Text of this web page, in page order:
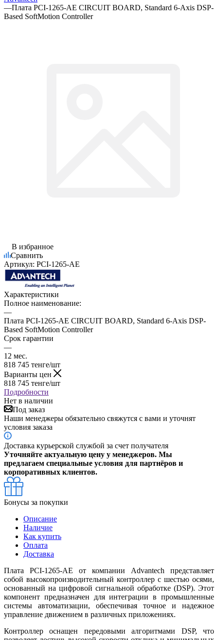
—Плата PCI-1265-AE CIRCUIT BOARD, Standard 6-Axis DSP-
Based SoftMotion Controller
В избранное
Сравнить
Артикул: PCI-1265-AE
Характеристики
Полное наименование:
—
Плата PCI-1265-AE CIRCUIT BOARD, Standard 6-Axis DSP-
Based SoftMotion Controller
Срок гарантии
—
12 мес.
818 745 тенге/шт
Варианты цен
818 745 тенге/шт
Подробности
Нет в наличии
Под заказ
Наши менеджеры обязательно свяжутся с вами и уточнят
условия заказа
Доставка курьерской службой за счет получателя
Уточняйте актуальную цену у менеджеров. Мы
предлагаем специальные условия для партнёров и
корпоративных клиентов.
Бонусы за покупки
Описание
Наличие
Как купить
Оплата
Доставка
Плата PCI-1265-AE от компании Advantech представляет
собой высокопроизводительный контроллер с шестью осями,
основанный на цифровой сигнальной обработке (DSP). Этот
компонент предназначен для интеграции в промышленные
системы автоматизации, обеспечивая точное и надежное
управление движением в различных приложениях.
Контроллер оснащен передовыми алгоритмами DSP, что